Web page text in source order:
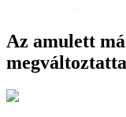
Az amulett
megváltoztatta